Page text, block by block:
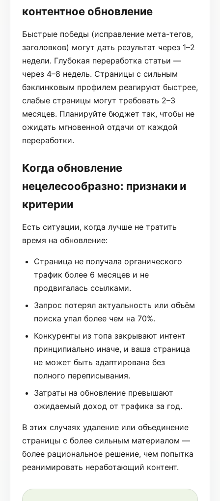
контентное обновление
Быстрые победы (исправление мета-тегов,
заголовков) могут дать результат через 1–2
недели. Глубокая переработка статьи —
через 4–8 недель. Страницы с сильным
бэклинковым профилем реагируют быстрее,
слабые страницы могут требовать 2–3
месяцев. Планируйте бюджет так, чтобы не
ожидать мгновенной отдачи от каждой
переработки.
Когда обновление
нецелесообразно: признаки и
критерии
Есть ситуации, когда лучше не тратить
время на обновление:
Страница не получала органического
трафик более 6 месяцев и не
продвигалась ссылками.
Запрос потерял актуальность или объём
поиска упал более чем на 70%.
Конкуренты из топа закрывают интент
принципиально иначе, и ваша страница
не может быть адаптирована без
полного переписывания.
Затраты на обновление превышают
ожидаемый доход от трафика за год.
В этих случаях удаление или объединение
страницы с более сильным материалом —
более рациональное решение, чем попытка
реанимировать неработающий контент.